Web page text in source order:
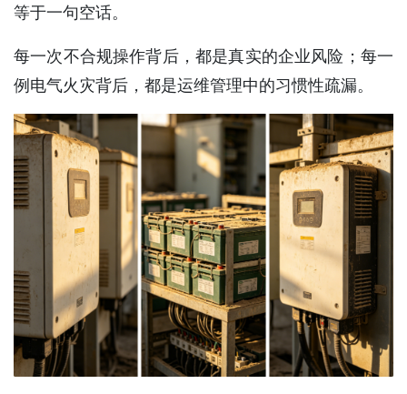
等于一句空话。
每一次不合规操作背后，都是真实的企业风险；每一
例电气火灾背后，都是运维管理中的习惯性疏漏。